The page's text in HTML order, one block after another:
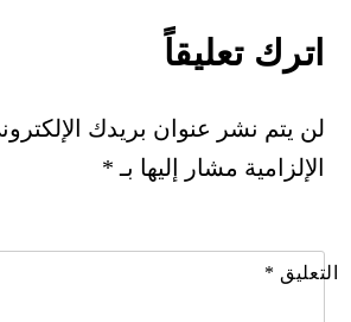
اترك تعليقاً
لن يتم نشر عنوان بريدك
الإلزامية مشار إليها بـ *
التعليق *